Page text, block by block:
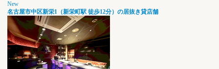
New
名古屋市中区新栄1（新栄町駅 徒歩12分）の居抜き貸店舗